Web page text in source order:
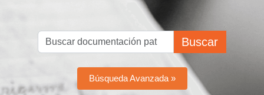
Buscar
Búsqueda Avanzada »